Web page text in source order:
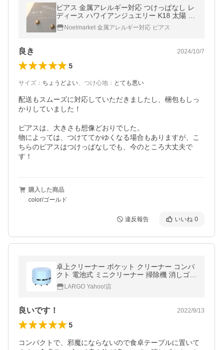
ピアス 金属アレルギー対応 つけっぱなし レ
ディース ハワイアンジュエリー K18 太陽 18
金 ゴールド ミニピアス セカンドピアス
Noelmarket 金属アレルギー対応 ピアス
良き 2024/10/7
5
サイズ ： ちょうどよい、 つけ心地 ： とても悪い
配送もスムーズに対応していただきましたし、梱包もしっ
かりしていました！
ピアスは、大きさも想像どおりでした。
物によっては、つけててかゆくなる場合もありますが、こ
ちらのピアスはつけっぱなしでも、今のところ大丈夫で
す！
購入した商品
color/ゴールド
違反報告 いいね 0
卓上クリーナー ポケット クリーナー コンパ
クト 電池式 ミニクリーナー 掃除機 消しゴム
消しかす 吸引 車内 清掃 ((S
LARGO Yahoo!店
良いです！ 2022/9/13
5
コンパクトで、邪魔にならないので食卓テーブルに置いて